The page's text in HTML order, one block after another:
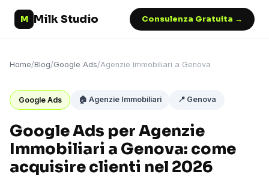
M Milk Studio Consulenza Gratuita →
Home/Blog/Google Ads/Agenzie Immobiliari a Genova
Google Ads 🏠 Agenzie Immobiliari 📍 Genova
Google Ads per Agenzie
Immobiliari a Genova: come
acquisire clienti nel 2026